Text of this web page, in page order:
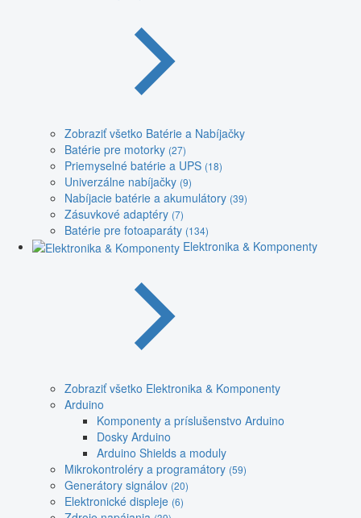
Zobraziť všetko Batérie a Nabíjačky
Batérie pre motorky (27)
Priemyselné batérie a UPS (18)
Univerzálne nabíjačky (9)
Nabíjacie batérie a akumulátory (39)
Zásuvkové adaptéry (7)
Batérie pre fotoaparáty (134)
Elektronika & Komponenty
Zobraziť všetko Elektronika & Komponenty
Arduino
Komponenty a príslušenstvo Arduino
Dosky Arduino
Arduino Shields a moduly
Mikrokontroléry a programátory (59)
Generátory signálov (20)
Elektronické displeje (6)